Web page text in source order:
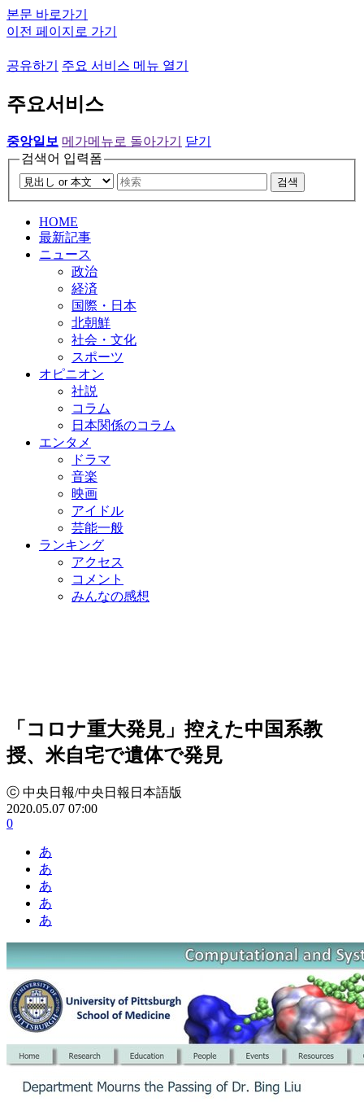
본문 바로가기
이전 페이지로 가기
공유하기 주요 서비스 메뉴 열기
주요서비스
중앙일보 메가메뉴로 돌아가기
닫기
검색어 입력폼
검색
HOME
最新記事
ニュース
政治
経済
国際・日本
北朝鮮
社会・文化
スポーツ
オピニオン
社説
コラム
日本関係のコラム
エンタメ
ドラマ
音楽
映画
アイドル
芸能一般
ランキング
アクセス
コメント
みんなの感想
「コロナ重大発見」控えた中国系教
授、米自宅で遺体で発見
ⓒ 中央日報/中央日報日本語版
2020.05.07 07:00
0
あ
あ
あ
あ
あ